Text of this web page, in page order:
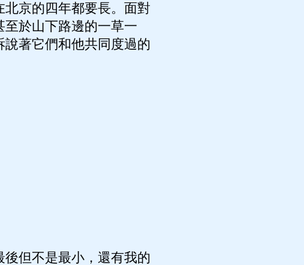
京的四年都要長。面對
於山下路邊的一草一
著它們和他共同度過的
但不是最小，還有我的